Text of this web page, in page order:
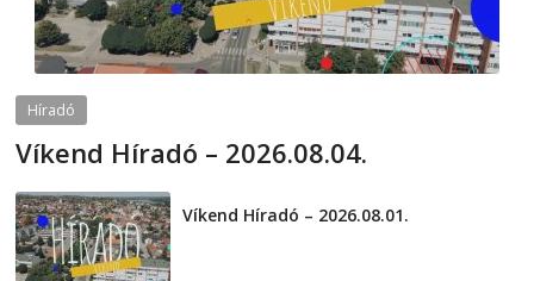
Híradó
Víkend Híradó – 2026.08.04.
Víkend Híradó – 2026.08.01.